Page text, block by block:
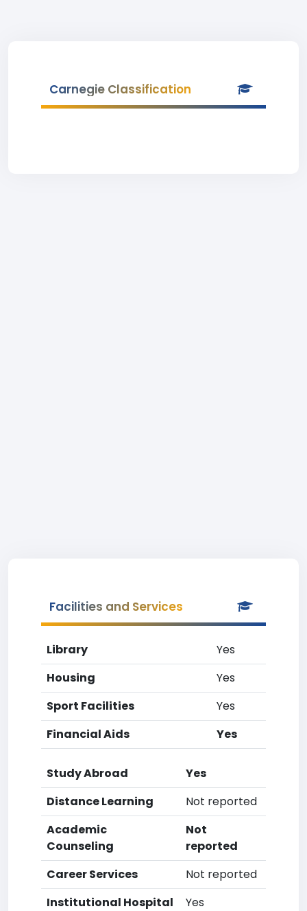
Carnegie Classification
Facilities and Services
Library
Yes
Housing
Yes
Sport Facilities
Yes
Financial Aids
Yes
Study Abroad
Yes
Distance Learning
Not reported
Academic
Counseling
Not
reported
Career Services
Not reported
Institutional Hospital
Yes